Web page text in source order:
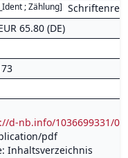
; Zählung]
65.80 (DE)
d-nb.info/1036699331/04
pdf
Inhaltsverzeichnis